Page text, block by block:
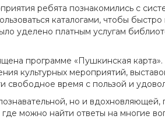
ребята познакомились с
каталогами, чтобы
уделено платным услугам
программе «Пушкинская
культурных мероприятий,
свободное время с пользой и
но и вдохновляющей,
можно найти ответы на многие